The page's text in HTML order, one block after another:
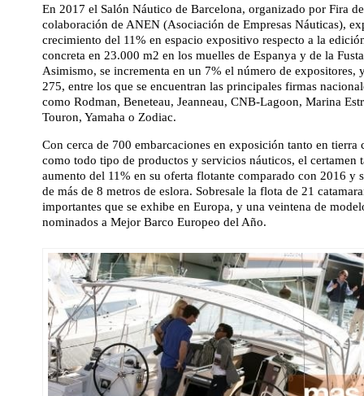
En 2017 el Salón Náutico de Barcelona, organizado por Fira
colaboración de ANEN (Asociación de Empresas Náuticas),
crecimiento del 11% en espacio expositivo respecto a la
concreta en 23.000 m2 en los muelles de Espanya y de la
Asimismo, se incrementa en un 7% el número de expositores,
275, entre los que se encuentran las principales firmas
como Rodman, Beneteau, Jeanneau, CNB-Lagoon, Marina
Touron, Yamaha o Zodiac.
Con cerca de 700 embarcaciones en exposición tanto en tierra
como todo tipo de productos y servicios náuticos, el certamen
aumento del 11% en su oferta flotante comparado con 2016 y
de más de 8 metros de eslora. Sobresale la flota de 21
importantes que se exhibe en Europa, y una veintena de
nominados a Mejor Barco Europeo del Año.